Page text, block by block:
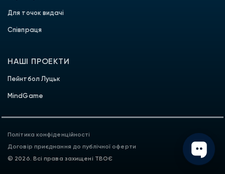
Для точок видачі
Співпраця
НАШІ ПРОЕКТИ
Пейнтбол Луцьк
MindGame
© 2026. Всі права захищені ТВОЄ
Політика конфіденційності
Договір приєднання до публічної оферти